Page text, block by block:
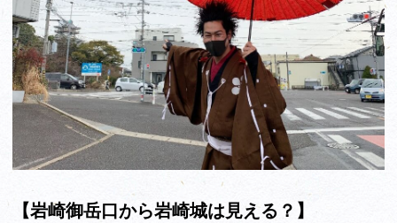
【岩崎御岳口から岩崎城は見える？】